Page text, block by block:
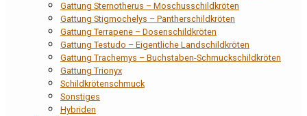
Gattung Sternotherus – Moschusschildkröten
Gattung Stigmochelys – Pantherschildkröten
Gattung Terrapene – Dosenschildkröten
Gattung Testudo – Eigentliche Landschildkröten
Gattung Trachemys – Buchstaben-Schmuckschildkröten
Gattung Trionyx
Schildkrötenschmuck
Sonstiges
Hybriden